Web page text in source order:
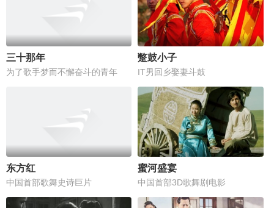
三十那年
为了歌手梦而不懈奋斗的青年
蹩鼓小子
IT男回乡娶妻斗鼓
东方红
中国首部歌舞史诗巨片
蜜河盛宴
中国首部3D歌舞剧电影